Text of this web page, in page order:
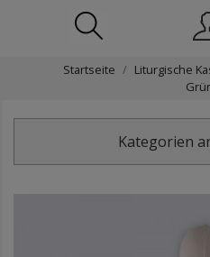
Startseite Liturgische
Kategorien